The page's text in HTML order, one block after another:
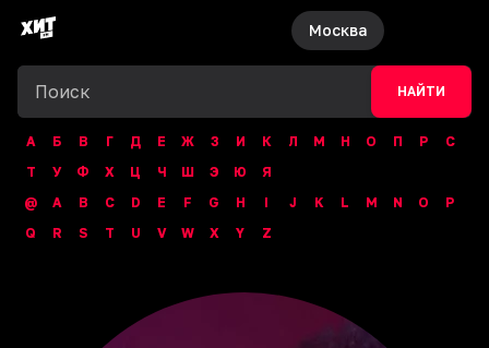
Москва
НАЙТИ
А Б В Г Д Е Ж З И К Л М Н О П Р
С
Т
У Ф Х Ц Ч Ш Э Ю
Я
@
A B C D E F G H I J K L M N O
P
Q
R S T U V W X Y Z